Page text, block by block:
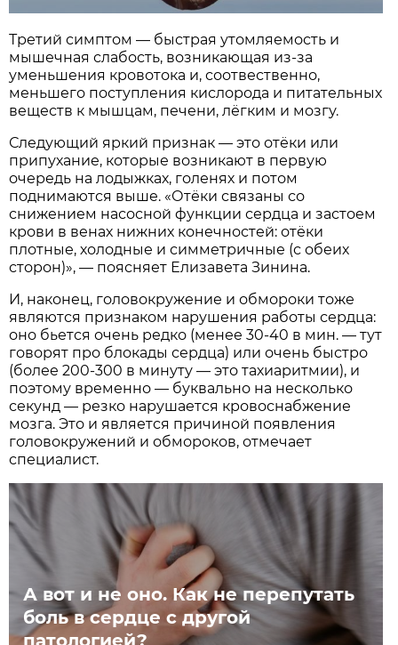
Третий симптом — быстрая утомляемость и
мышечная слабость, возникающая из-за
уменьшения кровотока и, соотвественно,
меньшего поступления кислорода и питательных
веществ к мышцам, печени, лёгким и мозгу.
Следующий яркий признак — это отёки или
припухание, которые возникают в первую
очередь на лодыжках, голенях и потом
поднимаются выше. «Отёки связаны со
снижением насосной функции сердца и застоем
крови в венах нижних конечностей: отёки
плотные, холодные и симметричные (с обеих
сторон)», — поясняет Елизавета Зинина.
И, наконец, головокружение и обмороки тоже
являются признаком нарушения работы сердца:
оно бьется очень редко (менее 30-40 в мин. — тут
говорят про блокады сердца) или очень быстро
(более 200-300 в минуту — это тахиаритмии), и
поэтому временно — буквально на несколько
секунд — резко нарушается кровоснабжение
мозга. Это и является причиной появления
головокружений и обмороков, отмечает
специалист.
А вот и не оно. Как не перепутать
боль в сердце с другой
патологией?